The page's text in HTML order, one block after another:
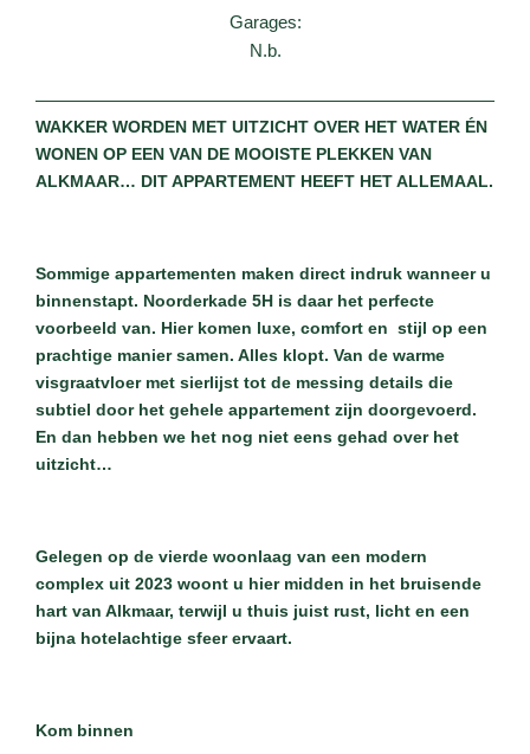
Garages:
N.b.
WAKKER WORDEN MET UITZICHT OVER HET WATER ÉN
WONEN OP EEN VAN DE MOOISTE PLEKKEN VAN
ALKMAAR… DIT APPARTEMENT HEEFT HET ALLEMAAL.
Sommige appartementen maken direct indruk wanneer u
binnenstapt. Noorderkade 5H is daar het perfecte
voorbeeld van. Hier komen luxe, comfort en stijl op een
prachtige manier samen. Alles klopt. Van de warme
visgraatvloer met sierlijst tot de messing details die
subtiel door het gehele appartement zijn doorgevoerd.
En dan hebben we het nog niet eens gehad over het
uitzicht…
Gelegen op de vierde woonlaag van een modern
complex uit 2023 woont u hier midden in het bruisende
hart van Alkmaar, terwijl u thuis juist rust, licht en een
bijna hotelachtige sfeer ervaart.
Kom binnen